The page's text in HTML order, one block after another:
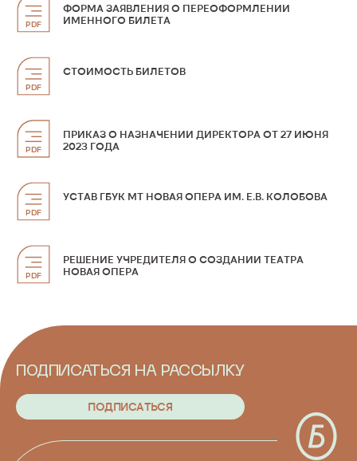
PDF
ФОРМА ЗАЯВЛЕНИЯ О ПЕРЕОФОРМЛЕНИИ
ИМЕННОГО БИЛЕТА
PDF
СТОИМОСТЬ БИЛЕТОВ
PDF
ПРИКАЗ О НАЗНАЧЕНИИ ДИРЕКТОРА ОТ 27 ИЮНЯ
2023 ГОДА
PDF
УСТАВ ГБУК МТ НОВАЯ ОПЕРА ИМ. Е.В. КОЛОБОВА
PDF
РЕШЕНИЕ УЧРЕДИТЕЛЯ О СОЗДАНИИ ТЕАТРА
НОВАЯ ОПЕРА
ПОДПИСАТЬСЯ НА РАССЫЛКУ
ПОДПИСАТЬСЯ
ПОДПИСАТЬСЯ